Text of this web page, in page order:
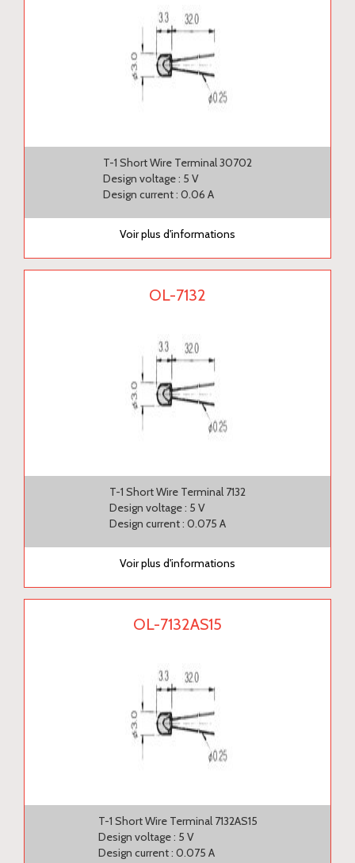
T-1 Short Wire Terminal 30702
Design voltage : 5 V
Design current : 0.06 A
Voir plus d'informations
OL-7132
T-1 Short Wire Terminal 7132
Design voltage : 5 V
Design current : 0.075 A
Voir plus d'informations
OL-7132AS15
T-1 Short Wire Terminal 7132AS15
Design voltage : 5 V
Design current : 0.075 A